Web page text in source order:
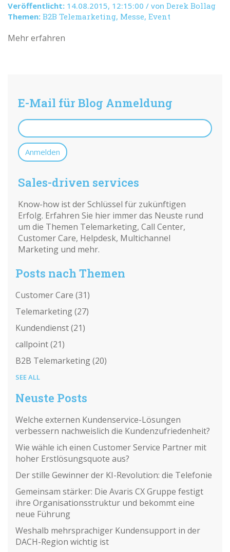
Veröffentlicht: 14.08.2015, 12:15:00 / von Derek Bollag
Themen: B2B Telemarketing, Messe, Event
Mehr erfahren
E-Mail für Blog Anmeldung
Sales-driven services
Know-how ist der Schlüssel für zukünftigen
Erfolg. Erfahren Sie hier immer das Neuste rund
um die Themen Telemarketing, Call Center,
Customer Care, Helpdesk, Multichannel
Marketing und mehr.
Posts nach Themen
Customer Care (31)
Telemarketing(27)
Kundendienst(21)
callpoint(21)
B2B Telemarketing(20)
SEE ALL
Neuste Posts
Welche externen Kundenservice-Lösungen
verbessern nachweislich die Kundenzufriedenheit?
Wie wähle ich einen Customer Service Partner mit
hoher Erstlösungsquote aus?
Der stille Gewinner der KI-Revolution: die Telefonie
Gemeinsam stärker: Die Avaris CX Gruppe festigt
ihre Organisationsstruktur und bekommt eine
neue Führung
Weshalb mehrsprachiger Kundensupport in der
DACH-Region wichtig ist